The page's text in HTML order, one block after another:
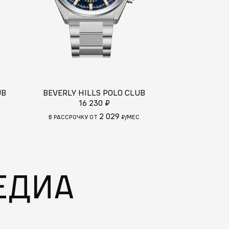
BEVERLY HILLS POLO CLUB
16 230 ₽
В РАССРОЧКУ ОТ 2 029 ₽/МЕС